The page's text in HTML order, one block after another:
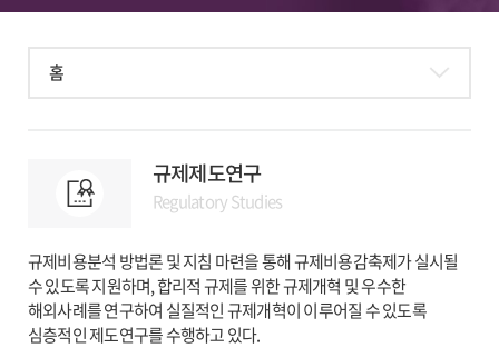
홈
규제제도연구
Regulatory Studies
규제비용분석 방법론 및 지침 마련을 통해 규제비용감축제가 실시될
수 있도록 지원하며, 합리적 규제를 위한 규제개혁 및 우수한
해외사례를 연구하여 실질적인 규제개혁이 이루어질 수 있도록
심층적인 제도연구를 수행하고 있다.